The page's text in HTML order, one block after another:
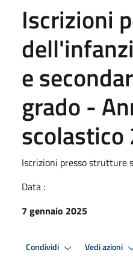
Iscrizioni
e
grado -
Iscrizioni presso strutture
Data :
7 gennaio 2025
Condividi Vedi azioni